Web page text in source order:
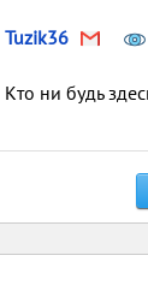
Tuzik36
Кто ни будь